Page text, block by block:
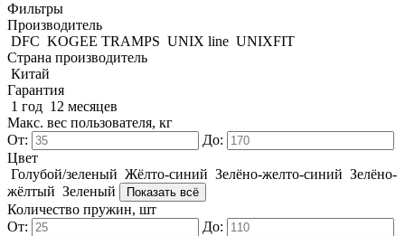
Фильтры
Производитель
DFC KOGEE TRAMPS UNIX line UNIXFIT
Страна производитель
Китай
Гарантия
1 год 12 месяцев
Макс. вес пользователя, кг
От:
До:
Цвет
Голубой/зеленый Жёлто-синий Зелёно-желто-синий Зелёно-
жёлтый Зеленый Показать всё
Количество пружин, шт
От:
До: